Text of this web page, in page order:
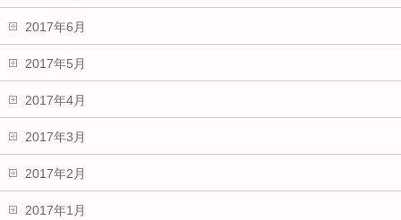
2017年6月
2017年5月
2017年4月
2017年3月
2017年2月
2017年1月